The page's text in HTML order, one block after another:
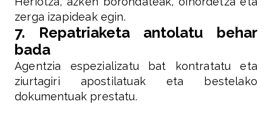
zerga izapideak egin.
7. Repatriaketa antolatu behar
bada
Agentzia espezializatu bat kontratatu eta
ziurtagiri apostilatuak eta bestelako
dokumentuak prestatu.